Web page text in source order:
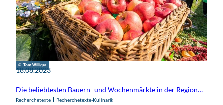
© Tom Williger
18.08.2023
Die beliebtesten Bauern- und Wochenmärkte in der Region Leipzig
Recherchetexte Recherchetexte-Kulinarik